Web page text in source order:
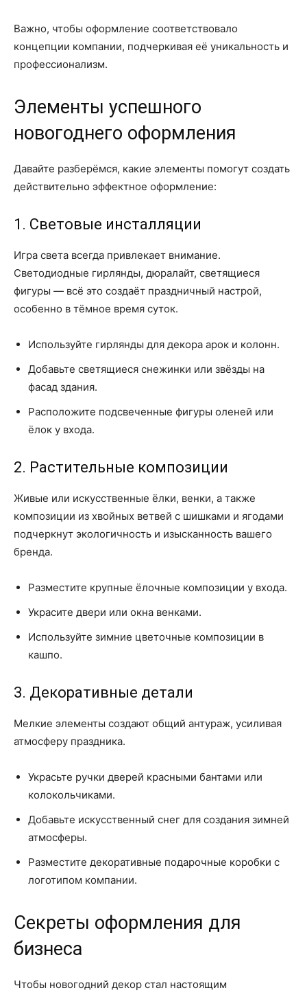
Важно, чтобы оформление соответствовало
концепции компании, подчеркивая её уникальность и
профессионализм.
Элементы успешного
новогоднего оформления
Давайте разберёмся, какие элементы помогут создать
действительно эффектное оформление:
1. Световые инсталляции
Игра света всегда привлекает внимание.
Светодиодные гирлянды, дюралайт, светящиеся
фигуры — всё это создаёт праздничный настрой,
особенно в тёмное время суток.
Используйте гирлянды для декора арок и колонн.
Добавьте светящиеся снежинки или звёзды на
фасад здания.
Расположите подсвеченные фигуры оленей или
ёлок у входа.
2. Растительные композиции
Живые или искусственные ёлки, венки, а также
композиции из хвойных ветвей с шишками и ягодами
подчеркнут экологичность и изысканность вашего
бренда.
Разместите крупные ёлочные композиции у входа.
Украсите двери или окна венками.
Используйте зимние цветочные композиции в
кашпо.
3. Декоративные детали
Мелкие элементы создают общий антураж, усиливая
атмосферу праздника.
Украсьте ручки дверей красными бантами или
колокольчиками.
Добавьте искусственный снег для создания зимней
атмосферы.
Разместите декоративные подарочные коробки с
логотипом компании.
Секреты оформления для
бизнеса
Чтобы новогодний декор стал настоящим